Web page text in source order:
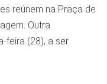
reúnem na Praça de
Outra
feira (28), a ser